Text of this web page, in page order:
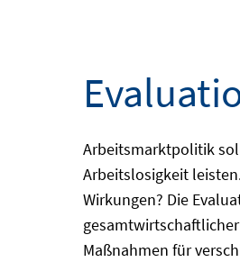
Arbeitsmarktpolitik
Arbeitslosigkeit
Wirkungen? Die
Maßnahmen für